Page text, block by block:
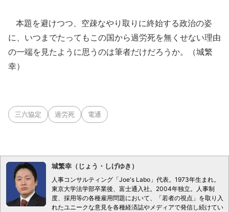
本題を避けつつ、空疎なやり取りに終始する政治の姿
に、いつまでたってもこの国から過労死を無くせない理由
の一端を見たように思うのは筆者だけだろうか。（城繁
幸）
三六協定 過労死 電通
城繁幸（じょう・しげゆき）
人事コンサルティング「Joe's Labo」代表。1973年生まれ。
東京大学法学部卒業後、富士通入社。2004年独立。人事制
度、採用等の各種雇用問題において、「若者の視点」を取り入
れたユニークな意見を各種経済誌やメディアで発信し続けてい